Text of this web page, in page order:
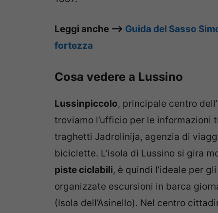
Leggi anche –> Guida del Sasso
fortezza
Cosa vedere a Lussino
Lussinpiccolo, principale centro
troviamo l’ufficio per le
traghetti Jadrolinija, agenzia di
biciclette. L’isola di Lussino si gira
piste ciclabili, è quindi l’ideale per
organizzate escursioni in barca
(Isola dell’Asinello). Nel centro